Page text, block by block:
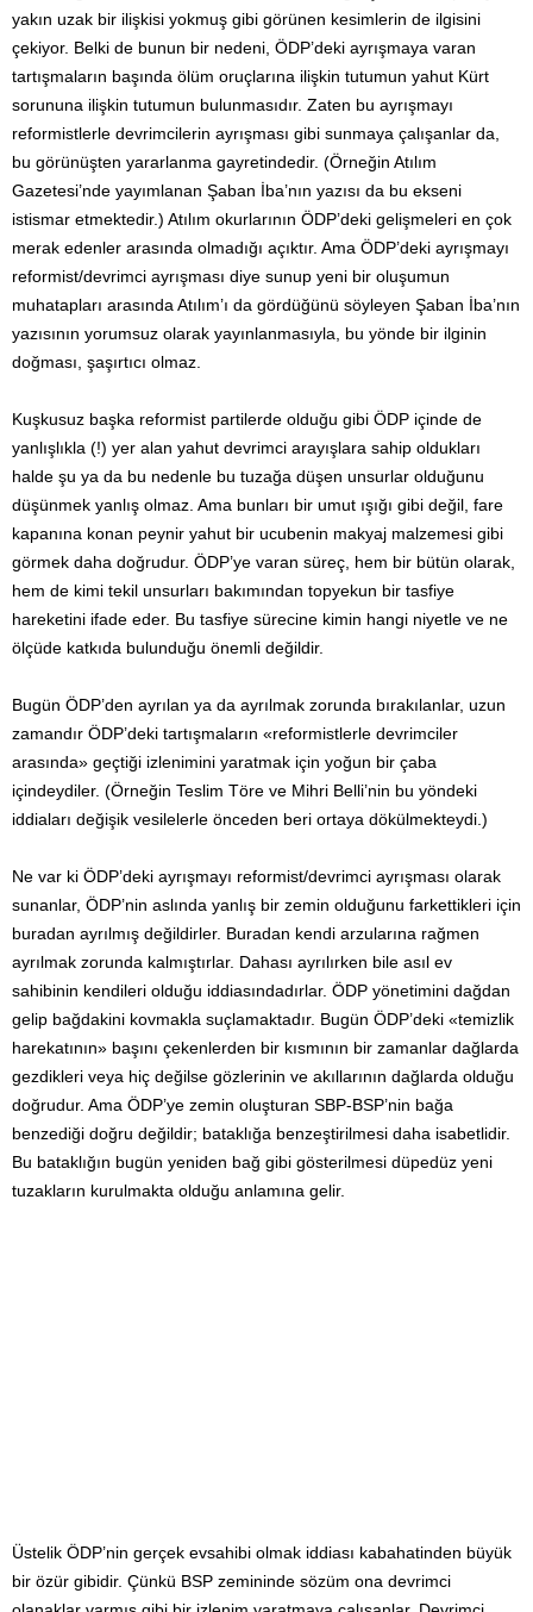
yakın uzak bir ilişkisi yokmuş gibi görünen kesimlerin de ilgisini
çekiyor. Belki de bunun bir nedeni, ÖDP’deki ayrışmaya varan
tartışmaların başında ölüm oruçlarına ilişkin tutumun yahut Kürt
sorununa ilişkin tutumun bulunmasıdır. Zaten bu ayrışmayı
reformistlerle devrimcilerin ayrışması gibi sunmaya çalışanlar da,
bu görünüşten yararlanma gayretindedir. (Örneğin Atılım
Gazetesi’nde yayımlanan Şaban İba’nın yazısı da bu ekseni
istismar etmektedir.) Atılım okurlarının ÖDP’deki gelişmeleri en çok
merak edenler arasında olmadığı açıktır. Ama ÖDP’deki ayrışmayı
reformist/devrimci ayrışması diye sunup yeni bir oluşumun
muhatapları arasında Atılım’ı da gördüğünü söyleyen Şaban İba’nın
yazısının yorumsuz olarak yayınlanmasıyla, bu yönde bir ilginin
doğması, şaşırtıcı olmaz.
Kuşkusuz başka reformist partilerde olduğu gibi ÖDP içinde de
yanlışlıkla (!) yer alan yahut devrimci arayışlara sahip oldukları
halde şu ya da bu nedenle bu tuzağa düşen unsurlar olduğunu
düşünmek yanlış olmaz. Ama bunları bir umut ışığı gibi değil, fare
kapanına konan peynir yahut bir ucubenin makyaj malzemesi gibi
görmek daha doğrudur. ÖDP’ye varan süreç, hem bir bütün olarak,
hem de kimi tekil unsurları bakımından topyekun bir tasfiye
hareketini ifade eder. Bu tasfiye sürecine kimin hangi niyetle ve ne
ölçüde katkıda bulunduğu önemli değildir.
Bugün ÖDP’den ayrılan ya da ayrılmak zorunda bırakılanlar, uzun
zamandır ÖDP’deki tartışmaların «reformistlerle devrimciler
arasında» geçtiği izlenimini yaratmak için yoğun bir çaba
içindeydiler. (Örneğin Teslim Töre ve Mihri Belli’nin bu yöndeki
iddiaları değişik vesilelerle önceden beri ortaya dökülmekteydi.)
Ne var ki ÖDP’deki ayrışmayı reformist/devrimci ayrışması olarak
sunanlar, ÖDP’nin aslında yanlış bir zemin olduğunu farkettikleri için
buradan ayrılmış değildirler. Buradan kendi arzularına rağmen
ayrılmak zorunda kalmıştırlar. Dahası ayrılırken bile asıl ev
sahibinin kendileri olduğu iddiasındadırlar. ÖDP yönetimini dağdan
gelip bağdakini kovmakla suçlamaktadır. Bugün ÖDP’deki «temizlik
harekatının» başını çekenlerden bir kısmının bir zamanlar dağlarda
gezdikleri veya hiç değilse gözlerinin ve akıllarının dağlarda olduğu
doğrudur. Ama ÖDP’ye zemin oluşturan SBP-BSP’nin bağa
benzediği doğru değildir; bataklığa benzeştirilmesi daha isabetlidir.
Bu bataklığın bugün yeniden bağ gibi gösterilmesi düpedüz yeni
tuzakların kurulmakta olduğu anlamına gelir.
Üstelik ÖDP’nin gerçek evsahibi olmak iddiası kabahatinden büyük
bir özür gibidir. Çünkü BSP zemininde sözüm ona devrimci